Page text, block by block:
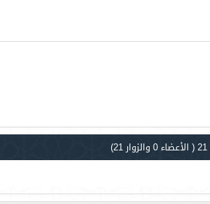
( الأعضاء 0 والزوار 21)